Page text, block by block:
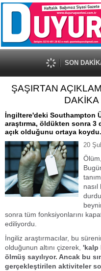
SON
ŞAŞIRTAN
İngiltere'deki Southampton
araştırma, öldükten sonra
açık olduğunu ortaya koydu.
20
sonra tüm fonksiyonlarını
ediliyordu.
İngiliz araştırmacılar, bu
olduğunun altını çizerek, 'kalp
ölmüş sayılıyor. Ancak bu
gerçekleştirilen aktiviteler